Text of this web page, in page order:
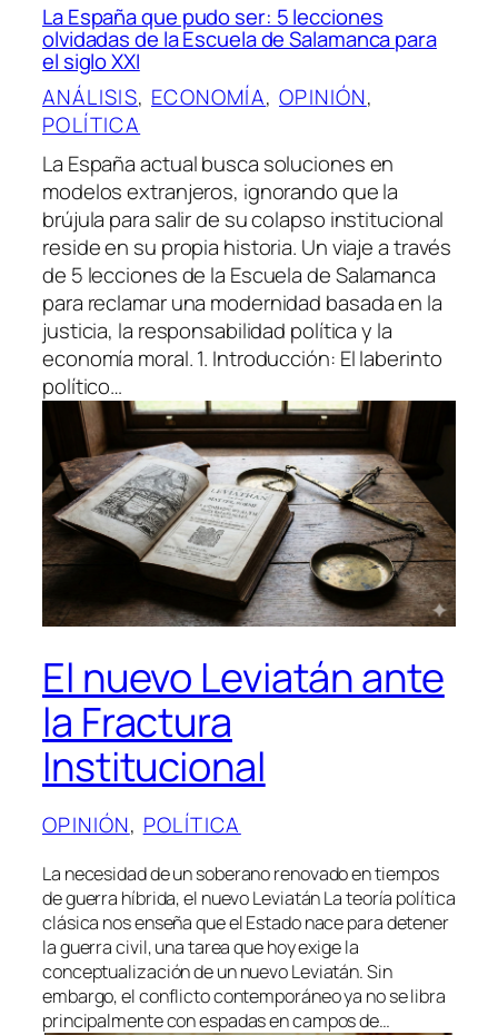
La España que pudo ser: 5 lecciones
olvidadas de la Escuela de Salamanca para
el siglo XXI
ANÁLISIS, ECONOMÍA, OPINIÓN
POLÍTICA
La España actual busca soluciones en
modelos extranjeros, ignorando que la
brújula para salir de su colapso institucional
reside en su propia historia. Un viaje a través
de 5 lecciones de la Escuela de Salamanca
para reclamar una modernidad basada en la
justicia, la responsabilidad política y la
economía moral. 1. Introducción: El laberinto
político…
El nuevo Leviatán ante
la Fractura
Institucional
OPINIÓN, POLÍTICA
La necesidad de un soberano renovado en tiempos
de guerra híbrida, el nuevo Leviatán La teoría política
clásica nos enseña que el Estado nace para detener
la guerra civil, una tarea que hoy exige la
conceptualización de un nuevo Leviatán. Sin
embargo, el conflicto contemporáneo ya no se libra
principalmente con espadas en campos de…